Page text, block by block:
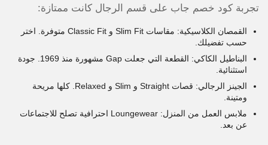
تجربة كود خصم جاب على قسم الرجال كانت ممتازة:
القمصان الكلاسيكية: مقاسات Slim Fit و Classic Fit متوفرة. اختر
حسب تفضيلك.
البناطيل الكاكي: القطعة التي جعلت Gap مشهورة منذ 1969. جودة
استثنائية.
الجينز الرجالي: قصات Straight و Slim و Relaxed. كلها مريحة
ومتينة.
ملابس العمل من المنزل: Loungewear احترافية تصلح للاجتماعات
عن بعد.